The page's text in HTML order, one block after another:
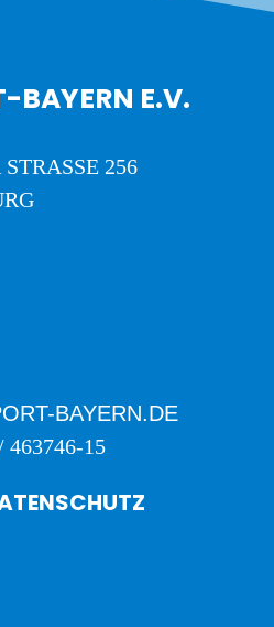
BAYERN E.V.
256
BAYERN.DE
463746-15